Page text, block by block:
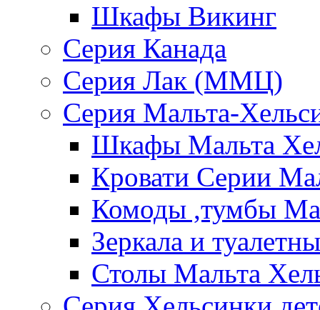
Шкафы Викинг
Серия Канада
Серия Лак (ММЦ)
Серия Мальта-
Шкафы Мальта
Кровати Серии
Комоды ,тумбы
Зеркала и
Столы Мальта